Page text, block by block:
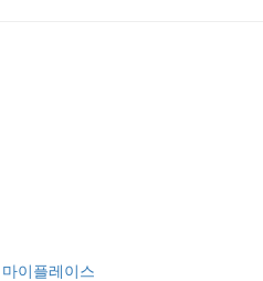
마이플레이스